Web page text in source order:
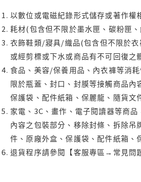
以數位或電磁紀錄形式儲存或著作
耗材(包含但不限於墨水匣、碳粉匣
衣飾鞋類/寢具/織品(包含但不限於
或經剪標或下水或商品有不可回復之
食品、美容/保養用品、內衣褲等消
限於瓶蓋、封口、封膜等接觸商品
保護袋、配件紙箱、保麗龍、隨貨文
家電、3C、畫作、電子閱讀器等商
內容之包裝部分、移除封條、拆除
件、原廠外盒、保護袋、配件紙箱、
退貨程序請參閱【客服專區→常見問